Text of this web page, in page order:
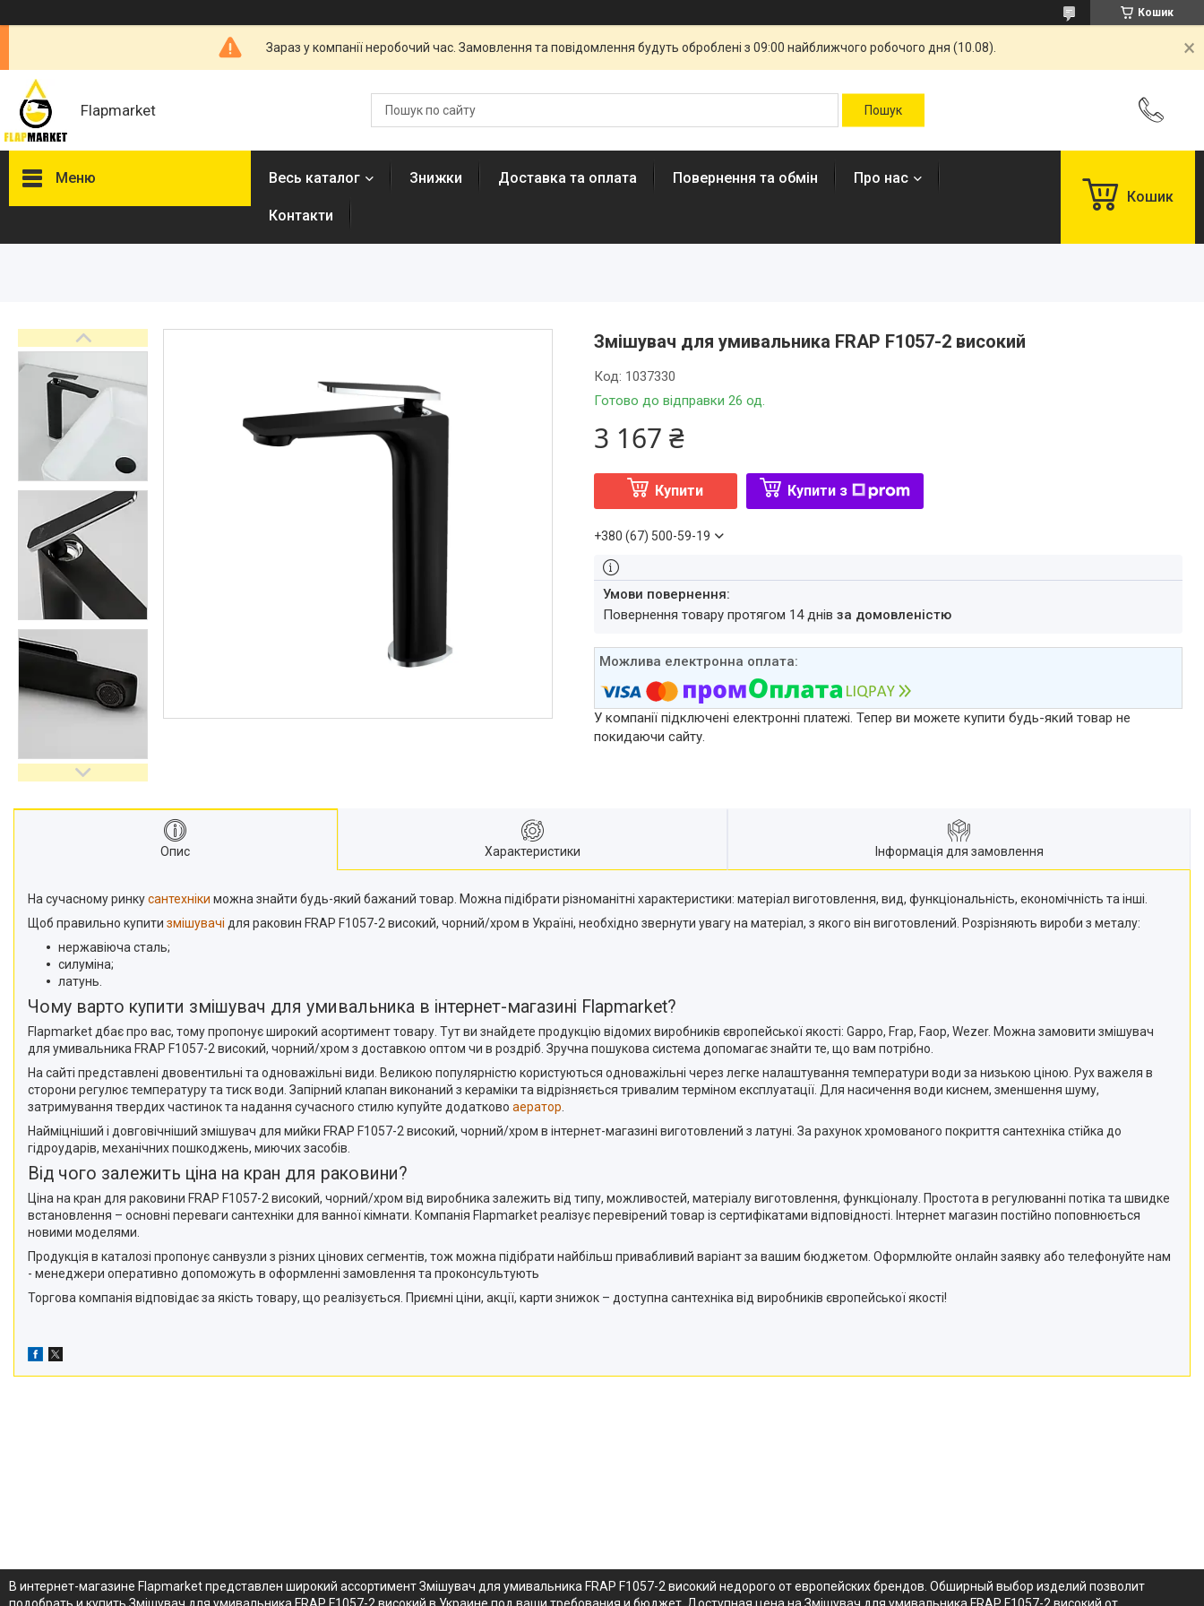
Кошик
Зараз у компанії неробочий час. Замовлення та повідомлення будуть оброблені з 09:00 найближчого робочого дня (10.08).
Flapmarket
Меню
Душові трапи, дренажні
канали
Аксесуари для ванної
кімнати
Запчастини та комплектуючі
Гнучкі шланги (підведення)
Кухонні мийки
Рушникосушарки
Матеріали для влаштування
теплої підлоги
Запірно-регулююча
арматура
Фільтри для води
Насосне обладнання
Пакувальні сантехнічні
Весь каталог Знижки Доставка та оплата Повернення та обмін Про нас
Контакти
Кошик
Змішувач для умивальника FRAP F1057-2 високий
Готово до відправки 26 од.
Код: 1037330
3 167 ₴
Купити Купити з
+380 (67) 500-59-19
повернення товару протягом 14 днів за домовленістю
У компанії підключені електронні платежі. Тепер ви можете купити будь-який товар не
покидаючи сайту.
Опис Характеристики Інформація для замовлення
На сучасному ринкусантехніки можна знайти будь-який бажаний товар. Можна підібрати різноманітні характеристики: матеріал виготовлення, вид, функціональність, економічність та інші.
Щоб правильно купити змішувачі для раковин FRAP F1057-2 високий, чорний/хром в Україні, необхідно звернути увагу на матеріал, з якого він виготовлений. Розрізняють вироби з металу:
нержавіюча сталь;
силуміна;
латунь.
Чому варто купити змішувач для умивальника в інтернет-магазині Flapmarket?
Flapmarket дбає про вас, тому пропонує широкий асортимент товару. Тут ви знайдете продукцію відомих виробників європейської якості: Gappo, Frap, Faop, Wezer. Можна замовити змішувач
для умивальника FRAP F1057-2 високий, чорний/хром з доставкою оптом чи в роздріб. Зручна пошукова система допомагає знайти те, що вам потрібно.
На сайті представлені двовентильні та одноважільні види. Великою популярністю користуються одноважільні через легке налаштування температури води за низькою ціною. Рух важеля в
сторони регулює температуру та тиск води. Запірний клапан виконаний з кераміки та відрізняється тривалим терміном експлуатації. Для насичення води киснем, зменшення шуму,
затримування твердих частинок та надання сучасного стилю купуйте додатково аератор
Найміцніший і довговічніший змішувач для мийки FRAP F1057-2 високий, чорний/хром в інтернет-магазині виготовлений з латуні. За рахунок хромованого покриття сантехніка стійка до
гідроударів, механічних пошкоджень, миючих засобів.
Від чого залежить ціна на кран для раковини?
Ціна на кран для раковини FRAP F1057-2 високий, чорний/хром від виробника залежить від типу, можливостей, матеріалу виготовлення, функціоналу. Простота в регулюванні потіка та швидке
встановлення – основні переваги сантехніки для ванної кімнати. Компанія Flapmarket реалізує перевірений товар із сертифікатами відповідності. Інтернет магазин постійно поповнюється
новими моделями.
Продукція в каталозі пропонує санвузли з різних цінових сегментів, тож можна підібрати найбільш привабливий варіант за вашим бюджетом. Оформлюйте онлайн заявку або телефонуйте нам
- менеджери оперативно допоможуть в оформленні замовлення та проконсультують
Торгова компанія відповідає за якість товару, що реалізується. Приємні ціни, акції, карти знижок – доступна сантехніка від виробників європейської якості!
В интернет-магазине Flapmarket представлен широкий ассортимент Змішувач для умивальника FRAP F1057-2 високий недорого от европейских брендов. Обширный выбор изделий позволит